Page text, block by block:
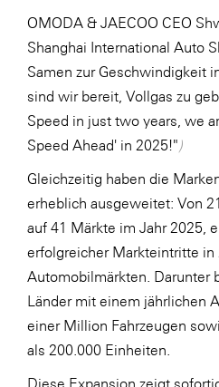
OMODA & JAECOO CEO
Shanghai International Auto
Samen zur Geschwindigkeit
sind wir bereit, Vollgas zu
Speed in just two years, we
Speed Ahead' in 2025!")
Gleichzeitig haben die
erheblich ausgeweitet: Von
auf 41 Märkte im Jahr 2025,
erfolgreicher Markteintritte in
Automobilmärkten. Darunter
Länder mit einem jährlichen
einer Million Fahrzeugen
als 200.000 Einheiten.
Diese Expansion zeigt